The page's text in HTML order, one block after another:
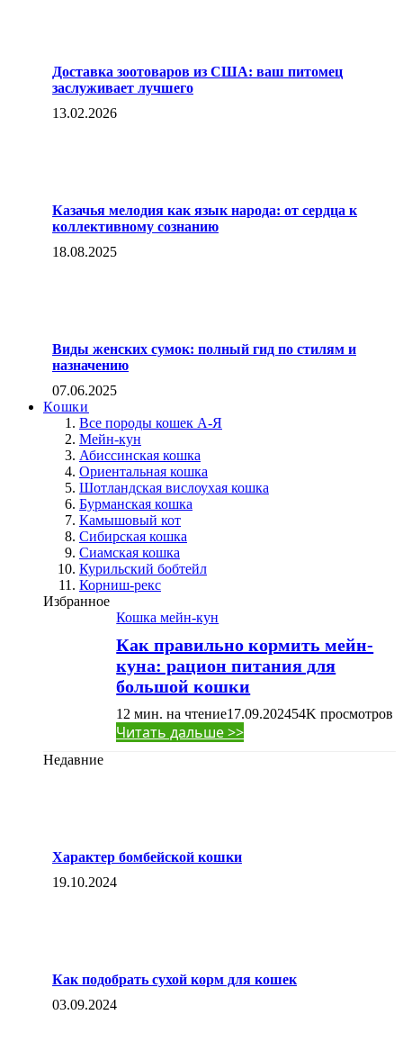
Доставка зоотоваров из США: ваш питомец
заслуживает лучшего
13.02.2026
Казачья мелодия как язык народа: от сердца к
коллективному сознанию
18.08.2025
Виды женских сумок: полный гид по стилям и
назначению
07.06.2025
Кошки
Все породы кошек А-Я
Мейн-кун
Абиссинская кошка
Ориентальная кошка
Шотландская вислоухая кошка
Бурманская кошка
Камышовый кот
Сибирская кошка
Сиамская кошка
Курильский бобтейл
Корниш-рекс
Избранное
Кошка мейн-кун
Как правильно кормить мейн-
куна: рацион питания для
большой кошки
12 мин. на чтение17.09.202454Kпросмотров
Читать дальше >>
Недавние
Характер бомбейской кошки
19.10.2024
Как подобрать сухой корм для кошек
03.09.2024